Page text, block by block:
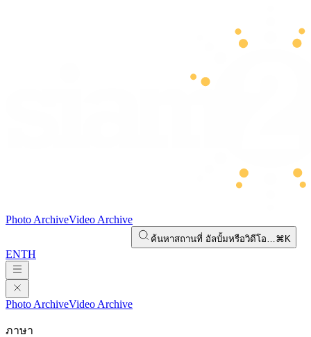
Photo ArchiveVideo Archive
ค้นหาสถานที่ อัลบั้มหรือวิดีโอ…⌘K
ENTH
Photo ArchiveVideo Archive
ภาษา